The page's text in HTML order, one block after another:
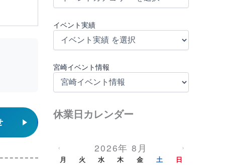
イベント実績
宮崎イベント情報
休業日カレンダー
‹ 2026年 8月 ›
月 火 水 木 金 土 日